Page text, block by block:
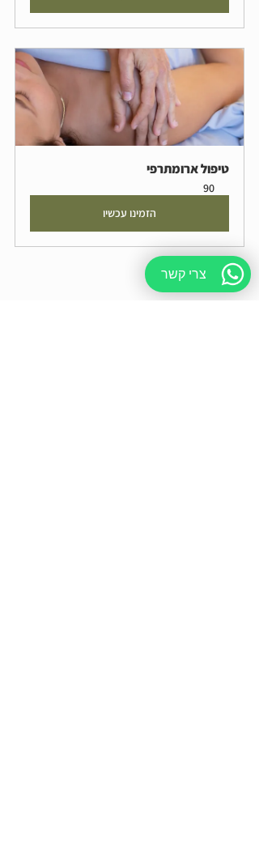
טיפול ארומתרפי
90
הזמינו עכשיו
צרי קשר